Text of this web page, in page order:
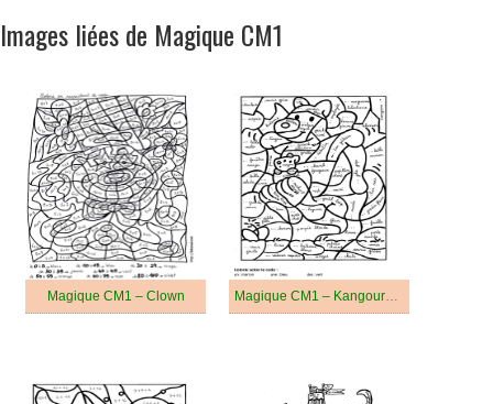
Images liées de Magique CM1
Magique CM1 – Clown